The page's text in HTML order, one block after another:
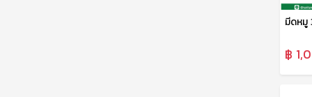
มีดหมู
฿